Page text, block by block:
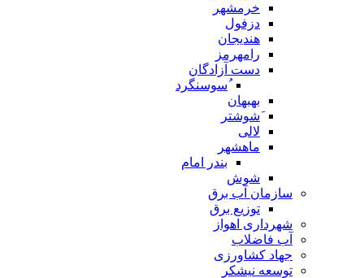
خرمشهر
دزفول
هندیجان
رامهرمز
دست آزادگان
ُسوسنگرد
بهبهان
َشوشتر
لالی
ماهشهر
بندر امام
شوش
سازمان آب برق
توزیع برق
شهرداری اهواز
آب فاضلاب
جهاد کشاورزی
توسعه نیشکر